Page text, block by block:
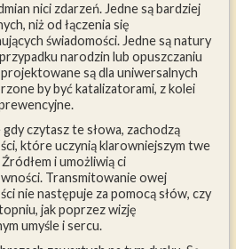
nici zdarzeń. Jedne są bardziej
niż od łączenia się
świadomości. Jedne są natury
narodzin lub opuszczaniu
projektowane są dla uniwersalnych
by być katalizatorami, z kolei
czytasz te słowa, zachodzą
które uczynią klarowniejszym twe
i umożliwią ci
Transmitowanie owej
nie następuje za pomocą słów, czy
jak poprzez wizję
umyśle i sercu.